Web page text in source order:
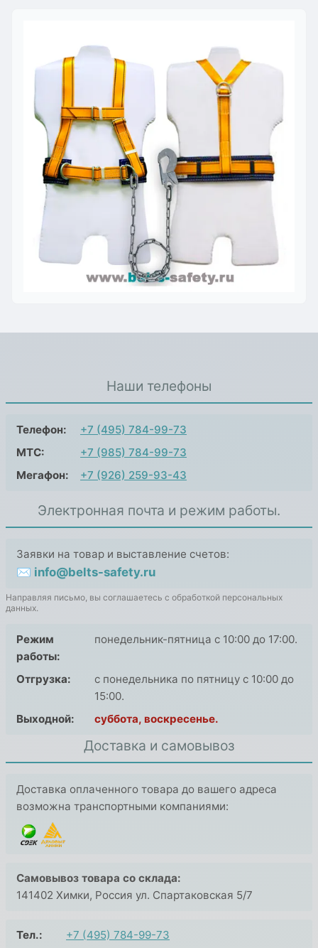
Наши телефоны
Телефон:
+7 (495) 784-99-73
МТС:
+7 (985) 784-99-73
Мегафон:
+7 (926) 259-93-43
Электронная почта и режим работы.
Заявки на товар и выставление счетов:
✉ info@belts-safety.ru
Направляя письмо, вы соглашаетесь с обработкой персональных
данных.
Режим
работы:
понедельник-пятница с 10:00 до 17:00.
Отгрузка:
с понедельника по пятницу с 10:00 до
15:00.
Выходной:
суббота, воскресенье.
Доставка и самовывоз
Доставка оплаченного товара до вашего адреса
возможна транспортными компаниями:
Самовывоз товара со склада:
141402 Химки, Россия ул. Спартаковская 5/7
Тел.: +7 (495) 784-99-73